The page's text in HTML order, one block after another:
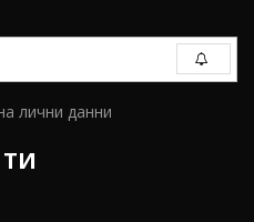
лични данни